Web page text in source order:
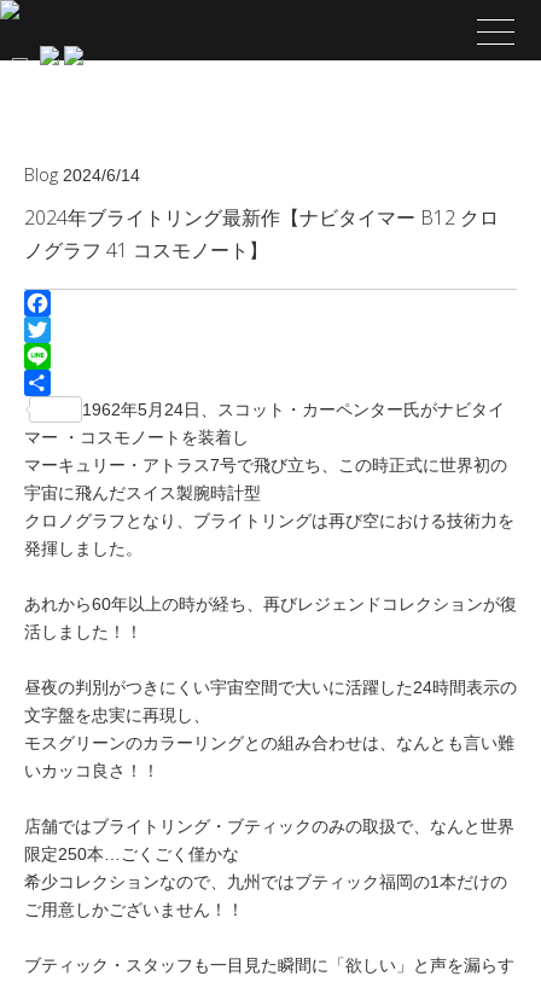
Blog 2024/6/14
2024年ブライトリング最新作【ナビタイマー B12 クロ
ノグラフ 41 コスモノート】
Facebook
Twitter
Line
共
有
1962年5月24日、スコット・カーペンター氏がナビタイ
マー ・コスモノートを装着し
マーキュリー・アトラス7号で飛び立ち、この時正式に世界初の
宇宙に飛んだスイス製腕時計型
クロノグラフとなり、ブライトリングは再び空における技術力を
発揮しました。
あれから60年以上の時が経ち、再びレジェンドコレクションが復
活しました！！
昼夜の判別がつきにくい宇宙空間で大いに活躍した24時間表示の
文字盤を忠実に再現し、
モスグリーンのカラーリングとの組み合わせは、なんとも言い難
いカッコ良さ！！
店舗ではブライトリング・ブティックのみの取扱で、なんと世界
限定250本…ごくごく僅かな
希少コレクションなので、九州ではブティック福岡の1本だけの
ご用意しかございません！！
ブティック・スタッフも一目見た瞬間に「欲しい」と声を漏らす